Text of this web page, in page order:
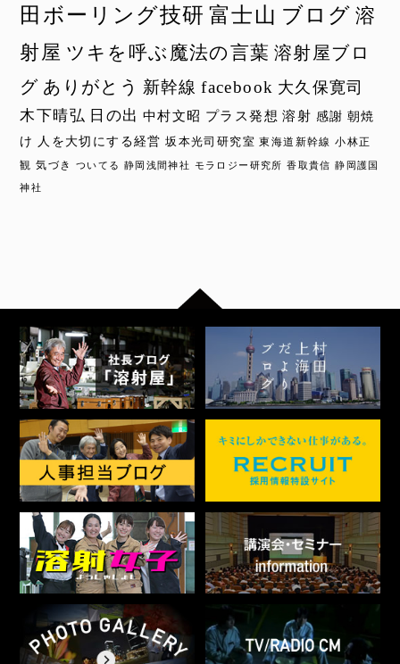
田ボーリング技研 富士山 ブログ 溶
射屋 ツキを呼ぶ魔法の言葉 溶射屋ブロ
グ ありがとう 新幹線 facebook 大久保寛司
木下晴弘 日の出 中村文昭 プラス発想 溶射 感謝 朝焼
け 人を大切にする経営 坂本光司研究室 東海道新幹線 小林正
観 気づき ついてる 静岡浅間神社 モラロジー研究所 香取貴信 静岡護国
神社